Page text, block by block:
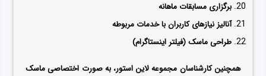
برگزاری مسابقات ماهانه
آنالیز نیازهای کاربران با خدمات مربوطه
طراحی ماسک (فیلتر اینستاگرام)
همچنین کارشناسان مجموعه لاین استور، به صورت اختصاصی ماسک